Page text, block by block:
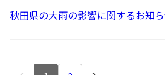
秋田県の大雨の影響に関するお知